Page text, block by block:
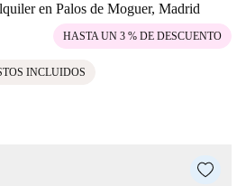
en Palos de Moguer, Madrid
HASTA UN 3 % DE DESCUENTO
INCLUIDOS